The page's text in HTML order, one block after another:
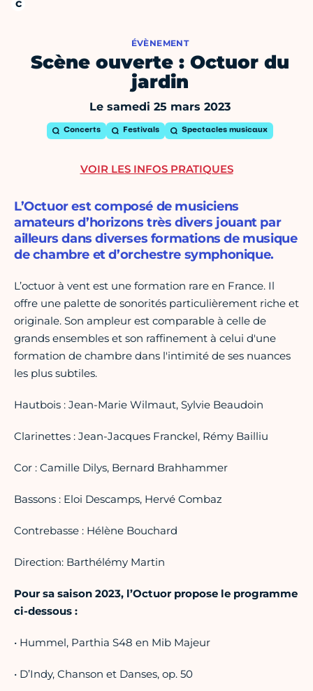
ÉVÈNEMENT
Scène ouverte : Octuor du
jardin
Le samedi 25 mars 2023
Concerts Festivals Spectacles musicaux
L’Octuor est composé de musiciens
amateurs d’horizons très divers jouant par
ailleurs dans diverses formations de musique
de chambre et d’orchestre symphonique.
L’octuor à vent est une formation rare en France. Il
offre une palette de sonorités particulièrement riche et
originale. Son ampleur est comparable à celle de
grands ensembles et son raffinement à celui d'une
formation de chambre dans l'intimité de ses nuances
les plus subtiles.
Hautbois : Jean-Marie Wilmaut, Sylvie Beaudoin
Clarinettes : Jean-Jacques Franckel, Rémy Bailliu
Cor : Camille Dilys, Bernard Brahhammer
Bassons : Eloi Descamps, Hervé Combaz
Contrebasse : Hélène Bouchard
Direction: Barthélémy Martin
Pour sa saison 2023, l’Octuor propose le programme
ci-dessous :
• Hummel, Parthia S48 en Mib Majeur
• D’Indy, Chanson et Danses, op. 50
VOIR LES INFOS PRATIQUES